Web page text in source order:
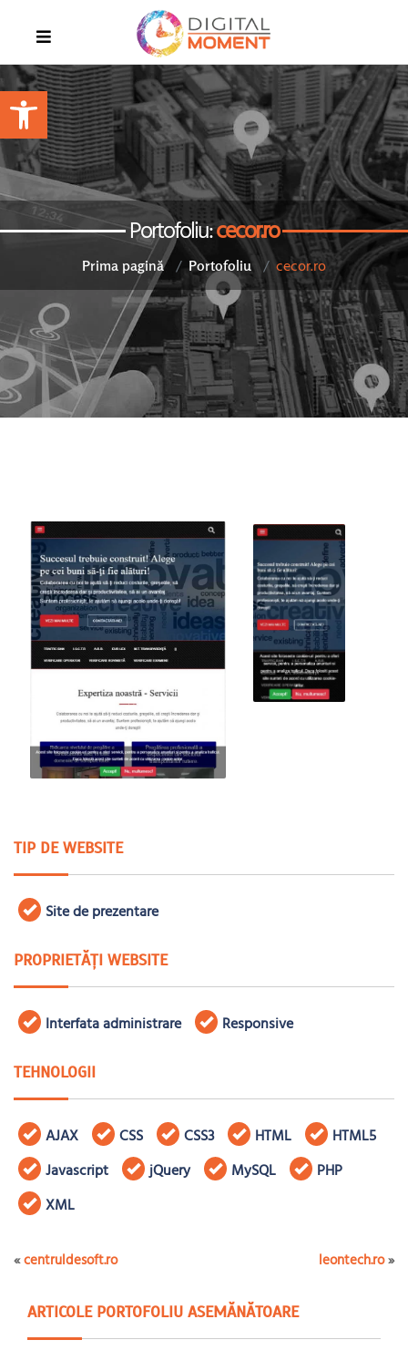
Portofoliu:cecor.ro
Prima pagină Portofoliu cecor.ro
TIP DE WEBSITE
Site de prezentare
PROPRIETĂȚI WEBSITE
Interfata administrare Responsive
TEHNOLOGII
AJAX CSS CSS3 HTML
HTML5
Javascript
jQuery MySQL
PHP
XML
«centruldesoft.ro leontech.ro»
ARTICOLE PORTOFOLIU ASEMĂNĂTOARE
Open toolbar